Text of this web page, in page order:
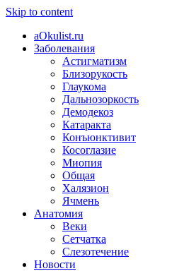
Skip to content
aOkulist.ru
Заболевания
Астигматизм
Близорукость
Глаукома
Дальнозоркость
Демодекоз
Катаракта
Конъюнктивит
Косоглазие
Миопия
Общая
Халязион
Ячмень
Анатомия
Веки
Сетчатка
Слезотечение
Новости